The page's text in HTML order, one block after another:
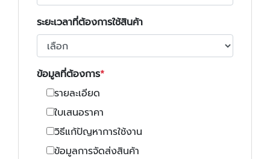
ระยะเวลาที่ต้องการใช้สินค้า
ข้อมูลที่ต้องการ
รายละเอียด
ใบเสนอราคา
วิธีแก้ปัญหาการใช้งาน
ข้อมูลการจัดส่งสินค้า